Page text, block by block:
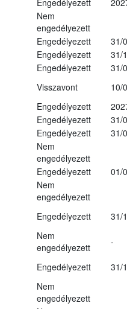
Engedélyezett
Nem
engedélyezett
Engedélyezett
31/
Engedélyezett
31/
Engedélyezett
31/
Visszavont
10/
Engedélyezett
Engedélyezett
31/
Engedélyezett
31/
Nem
engedélyezett
Engedélyezett
01/
Nem
engedélyezett
Engedélyezett 31/
Nem
engedélyezett
-
Engedélyezett 31/
Nem
engedélyezett